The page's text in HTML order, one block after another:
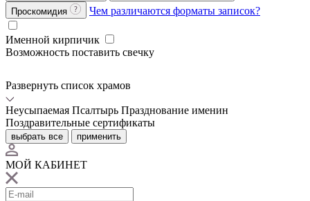
Проскомидия
Чем различаются форматы записок?
Именной кирпичик
Возможность поставить свечку
Развернуть список храмов
Неусыпаемая Псалтырь Празднование именин
Поздравительные сертификаты
выбрать все применить
МОЙ КАБИНЕТ